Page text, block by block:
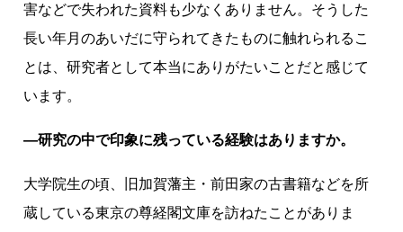
害などで失われた資料も少なくありません。そうした
長い年月のあいだに守られてきたものに触れられるこ
とは、研究者として本当にありがたいことだと感じて
います。
―研究の中で印象に残っている経験はありますか。
大学院生の頃、旧加賀藩主・前田家の古書籍などを所
蔵している東京の尊経閣文庫を訪ねたことがありま